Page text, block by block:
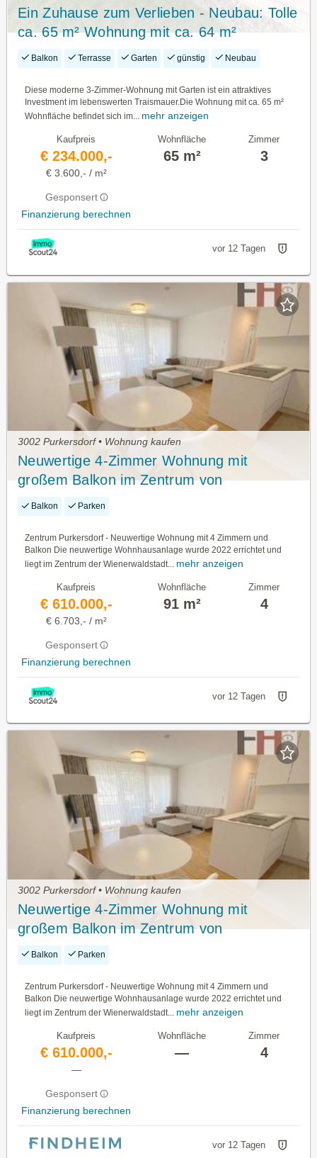
Ein Zuhause zum Verlieben - Neubau: Tolle
ca. 65 m² Wohnung mit ca. 64 m²
Eigengarten und Terrasse
Balkon Terrasse Garten günstig Neubau
Diese moderne 3-Zimmer-Wohnung mit Garten ist ein attraktives
Investment im lebenswerten Traismauer.Die Wohnung mit ca. 65 m²
Wohnfläche befindet sich im...
mehr anzeigen
Kaufpreis
€ 234.000,-
€ 3.600,- / m²
Gesponsert
Finanzierung berechnen
Wohnfläche
65 m²
Zimmer
3
vor 12 Tagen
3002 Purkersdorf • Wohnung kaufen
Neuwertige 4-Zimmer Wohnung mit
großem Balkon im Zentrum von
Purkersdorf
Balkon Parken
Zentrum Purkersdorf - Neuwertige Wohnung mit 4 Zimmern und
Balkon Die neuwertige Wohnhausanlage wurde 2022 errichtet und
liegt im Zentrum der Wienerwaldstadt... mehr anzeigen
Kaufpreis
€ 610.000,-
€ 6.703,- / m²
Gesponsert
Finanzierung berechnen
Wohnfläche
91 m²
Zimmer
4
vor 12 Tagen
3002 Purkersdorf • Wohnung kaufen
Neuwertige 4-Zimmer Wohnung mit
großem Balkon im Zentrum von
Purkersdorf
Balkon Parken
Zentrum Purkersdorf - Neuwertige Wohnung mit 4 Zimmern und
Balkon Die neuwertige Wohnhausanlage wurde 2022 errichtet und
liegt im Zentrum der Wienerwaldstadt...
mehr anzeigen
Kaufpreis
€ 610.000,-
—
Gesponsert
Finanzierung berechnen
Wohnfläche
—
Zimmer
4
vor 12 Tagen